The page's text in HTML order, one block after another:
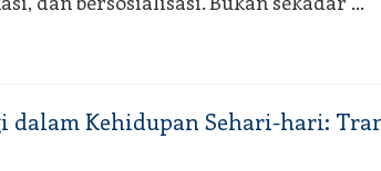
dalam Kehidupan Sehari-hari: